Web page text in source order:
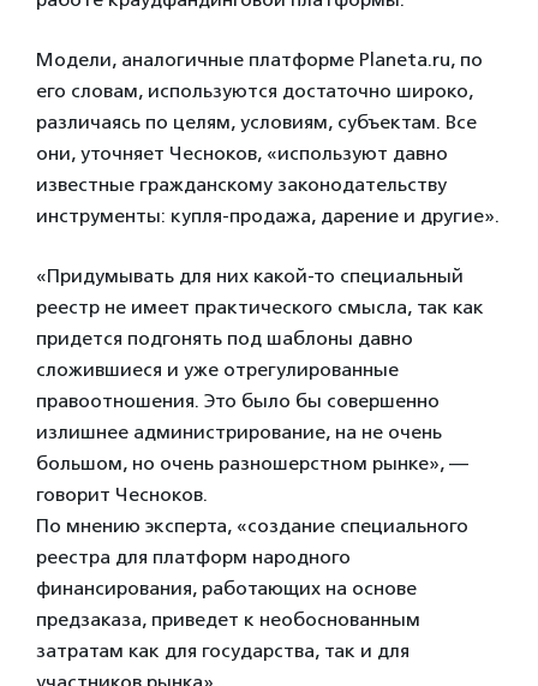
Модели, аналогичные платформе Planeta.ru, по
его словам, используются достаточно широко,
различаясь по целям, условиям, субъектам. Все
они, уточняет Чесноков, «используют давно
известные гражданскому законодательству
инструменты: купля-продажа, дарение и другие».
«Придумывать для них какой-то специальный
реестр не имеет практического смысла, так как
придется подгонять под шаблоны давно
сложившиеся и уже отрегулированные
правоотношения. Это было бы совершенно
излишнее администрирование, на не очень
большом, но очень разношерстном рынке», —
говорит Чесноков.
По мнению эксперта, «создание специального
реестра для платформ народного
финансирования, работающих на основе
предзаказа, приведет к необоснованным
затратам как для государства, так и для